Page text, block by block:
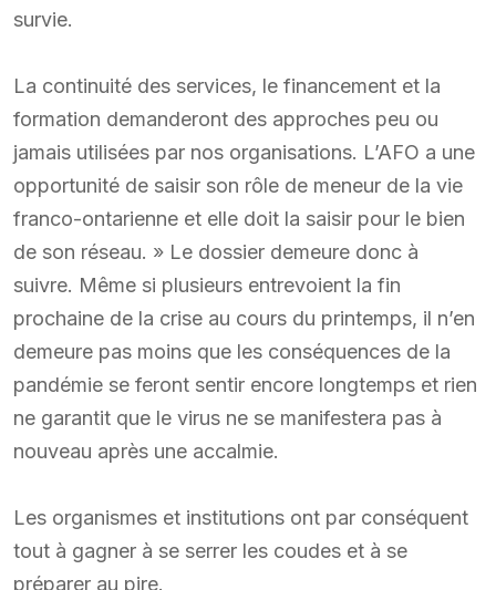
survie.
La continuité des services, le financement et la
formation demanderont des approches peu ou
jamais utilisées par nos organisations. L’AFO a une
opportunité de saisir son rôle de meneur de la vie
franco-ontarienne et elle doit la saisir pour le bien
de son réseau. » Le dossier demeure donc à
suivre. Même si plusieurs entrevoient la fin
prochaine de la crise au cours du printemps, il n’en
demeure pas moins que les conséquences de la
pandémie se feront sentir encore longtemps et rien
ne garantit que le virus ne se manifestera pas à
nouveau après une accalmie.
Les organismes et institutions ont par conséquent
tout à gagner à se serrer les coudes et à se
préparer au pire.